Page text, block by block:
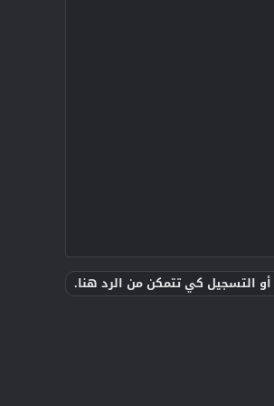
التسجيل كي تتمكن من الرد هنا.